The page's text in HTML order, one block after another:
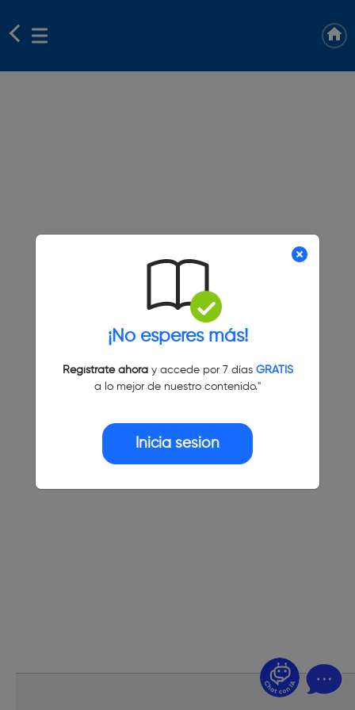
¡No esperes más!
Regístrate ahoray accede por 7 días GRATIS
a lo mejor de nuestro contenido."
Inicia sesión